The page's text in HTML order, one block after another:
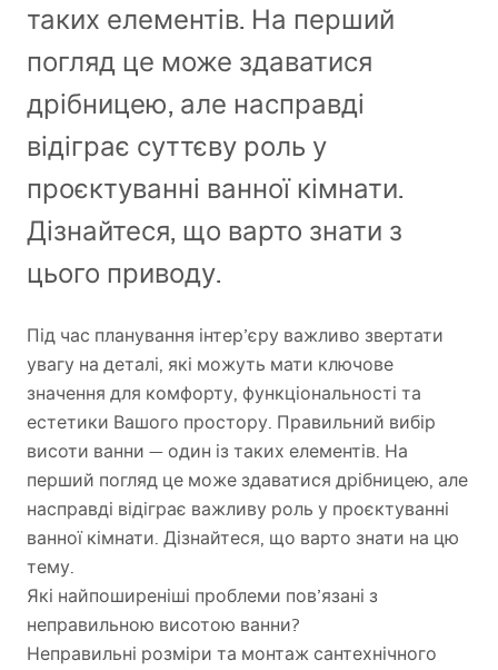
таких елементів. На перший
погляд це може здаватися
дрібницею, але насправді
відіграє суттєву роль у
проєктуванні ванної кімнати.
Дізнайтеся, що варто знати з
цього приводу.
Під час планування інтер’єру важливо звертати
увагу на деталі, які можуть мати ключове
значення для комфорту, функціональності та
естетики Вашого простору. Правильний вибір
висоти ванни — один із таких елементів. На
перший погляд це може здаватися дрібницею, але
насправді відіграє важливу роль у проєктуванні
ванної кімнати. Дізнайтеся, що варто знати на цю
тему.
Які найпоширеніші проблеми пов’язані з
неправильною висотою ванни?
Неправильні розміри та монтаж сантехнічного